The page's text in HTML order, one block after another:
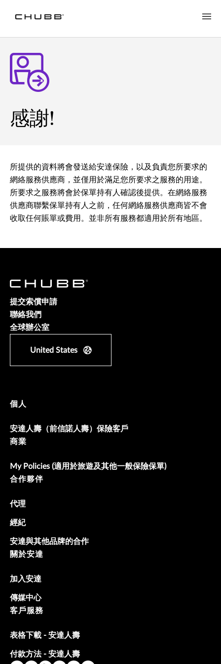
感謝!
所提供的資料將會發送給安達保險，以及負責您所要求的
網絡服務供應商，並僅用於滿足您所要求之服務的用途。
所要求之服務將會於保單持有人確認後提供。在網絡服務
供應商聯繫保單持有人之前，任何網絡服務供應商皆不會
收取任何賬單或費用。並非所有服務都適用於所有地區。
提交索償申請
聯絡我們
全球辦公室
United States
個人
安達人壽（前信諾人壽）保險客戶
商業
My Policies (適用於旅遊及其他一般保險保單)
合作夥伴
代理
經紀
安達與其他品牌的合作
關於安達
加入安達
傳媒中心
客戶服務
表格下載 - 安達人壽
付款方法 - 安達人壽